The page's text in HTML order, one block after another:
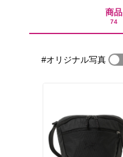
商品
74
#オリジナル写真